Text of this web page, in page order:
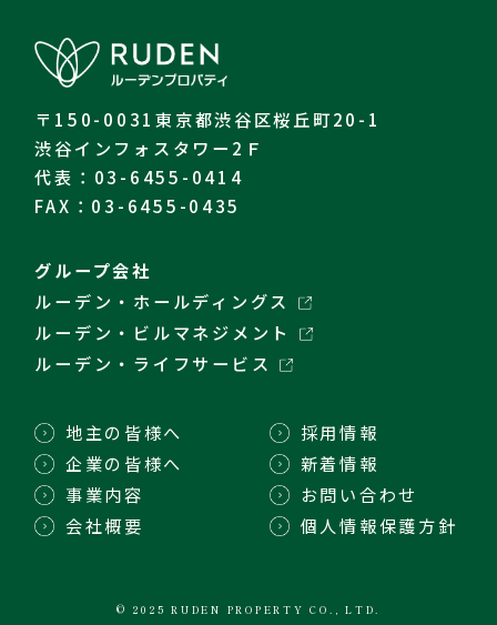
〒150-0031東京都渋谷区桜丘町20-1
渋谷インフォスタワー2Ｆ
代表：03-6455-0414
FAX：03-6455-0435
グループ会社
ルーデン・ホールディングス
ルーデン・ビルマネジメント
ルーデン・ライフサービス
地主の皆様へ
企業の皆様へ
事業内容
会社概要
採用情報
新着情報
お問い合わせ
個人情報保護方針
© 2025 RUDEN PROPERTY CO., LTD.